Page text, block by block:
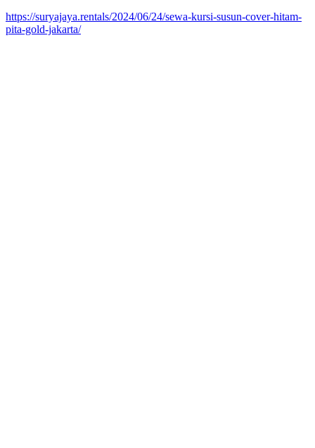
https://suryajaya.rentals/2024/06/24/sewa-kursi-susun-cover-hitam-
pita-gold-jakarta/